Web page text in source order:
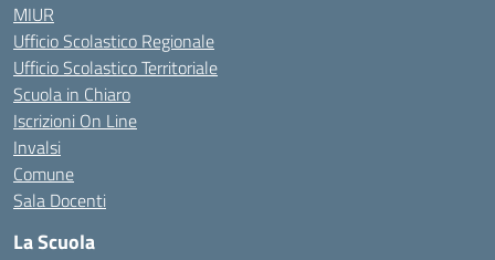
MIUR
Ufficio Scolastico Regionale
Ufficio Scolastico Territoriale
Scuola in Chiaro
Iscrizioni On Line
Invalsi
Comune
Sala Docenti
La Scuola